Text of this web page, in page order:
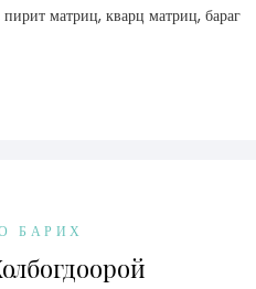
матриц, кварц матриц, бараг
БАРИХ